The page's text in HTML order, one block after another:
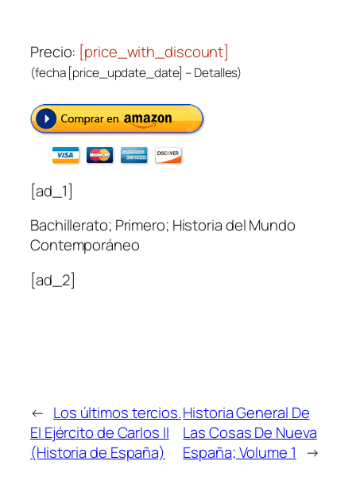
Precio: [price_with_discount]
(fecha [price_update_date] –Detalles)
[ad_1]
Bachillerato; Primero; Historia del Mundo
Contemporáneo
[ad_2]
← Los últimos tercios.
El Ejército de Carlos II
(Historia de España)
Historia General De
Las Cosas De Nueva
España; Volume 1 →